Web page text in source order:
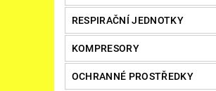
RESPIRAČNÍ JEDNOTKY
KOMPRESORY
OCHRANNÉ PROSTŘEDKY